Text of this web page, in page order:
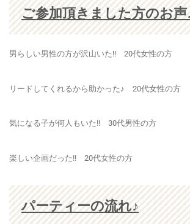
ご参加頂きました方のお声
男らしい男性の方が沢山いた!! 20代女性の方
リードしてくれるから助かった♪ 20代女性の方
気になる子が何人もいた!! 30代男性の方
楽しい企画だった!! 20代女性の方
パーティーの流れ♪